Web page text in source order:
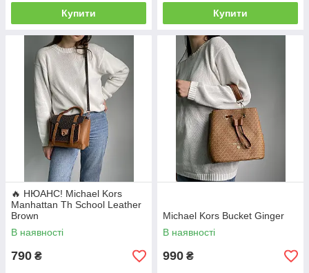
Купити Купити
🔥 НЮАНС! Michael Kors
Manhattan Th School Leather
Brown
В наявності
790 ₴
Michael Kors Bucket Ginger
В наявності
990 ₴